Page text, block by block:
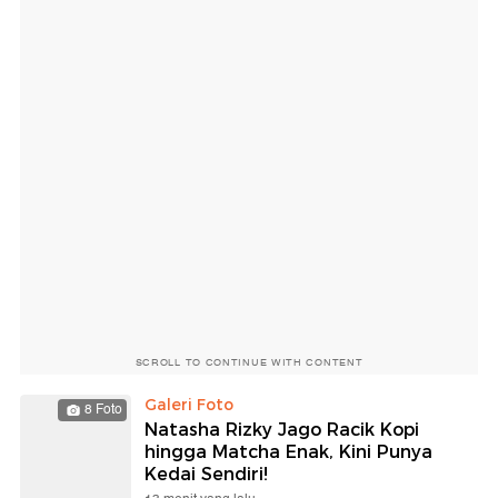
SCROLL TO CONTINUE WITH CONTENT
8 Foto Galeri Foto
Natasha Rizky Jago Racik Kopi
hingga Matcha Enak, Kini Punya
Kedai Sendiri!